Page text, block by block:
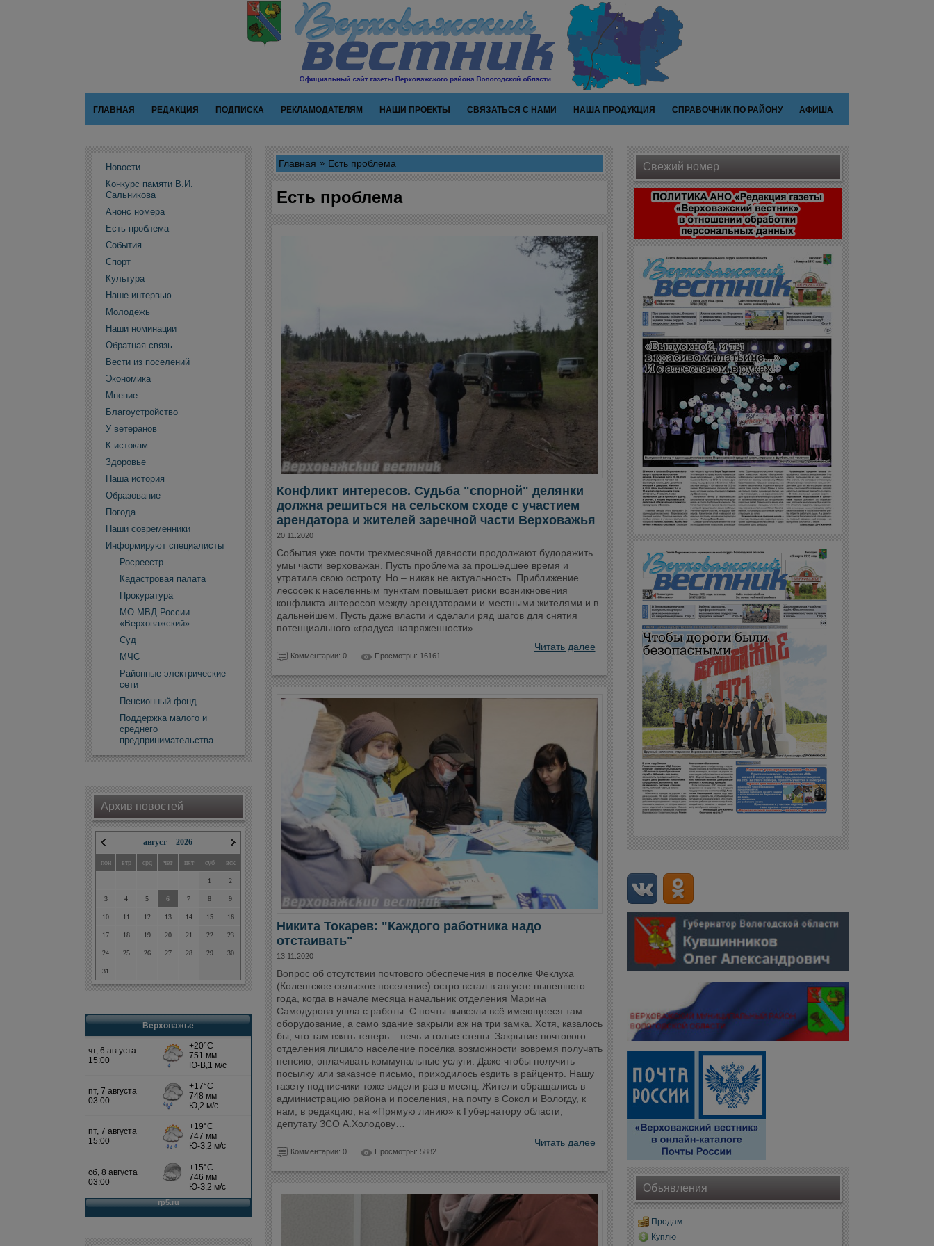
ГЛАВНАЯ РЕДАКЦИЯ ПОДПИСКА РЕКЛАМОДАТЕЛЯМ НАШИ ПРОЕКТЫ СВЯЗАТЬСЯ С НАМИ НАША ПРОДУКЦИЯ СПРАВОЧНИК ПО РАЙОНУ АФИША
Новости
Конкурс памяти В.И.
Сальникова
Анонс номера
Есть проблема
События
Спорт
Культура
Наше интервью
Молодежь
Наши номинации
Обратная связь
Вести из поселений
Экономика
Мнение
Благоустройство
У ветеранов
К истокам
Здоровье
Наша история
Образование
Погода
Наши современники
Информируют специалисты
Росреестр
Кадастровая палата
Прокуратура
МО МВД России
«Верховажский»
Суд
МЧС
Районные электрические
сети
Пенсионный фонд
Поддержка малого и
среднего
предпринимательства
Архив новостей
август 2026
пон втр срд чет пят суб вск
1 2
3 4 5 6 7 8 9
10 11 12 13 14 15 16
17 18 19 20 21 22 23
24 25 26 27 28 29 30
31
Верховажье
Главная Есть проблема
Есть проблема
Конфликт интересов. Судьба "спорной" делянки
должна решиться на сельском сходе с участием
арендатора и жителей заречной части Верховажья
20.11.2020
События уже почти трехмесячной давности продолжают будоражить
умы части верховажан. Пусть проблема за прошедшее время и
утратила свою остроту. Но – никак не актуальность. Приближение
лесосек к населенным пунктам повышает риски возникновения
конфликта интересов между арендаторами и местными жителями и в
дальнейшем. Пусть даже власти и сделали ряд шагов для снятия
потенциального «градуса напряженности».
Читать далее
Комментарии: 0 Просмотры: 16161
Никита Токарев: "Каждого работника надо
отстаивать"
13.11.2020
Вопрос об отсутствии почтового обеспечения в посёлке Феклуха
(Коленгское сельское поселение) остро встал в августе нынешнего
года, когда в начале месяца начальник отделения Марина
Самодурова ушла с работы. С почты вывезли всё имеющееся там
оборудование, а само здание закрыли аж на три замка. Хотя, казалось
бы, что там взять теперь – печь и голые стены. Закрытие почтового
отделения лишило население посёлка возможности вовремя получать
пенсию, оплачивать коммунальные услуги. Даже чтобы получить
посылку или заказное письмо, приходилось ездить в райцентр. Нашу
газету подписчики тоже видели раз в месяц. Жители обращались в
администрацию района и поселения, на почту в Сокол и Вологду, к
нам, в редакцию, на «Прямую линию» к Губернатору области,
депутату ЗСО А.Холодову…
Читать далее
Комментарии: 0 Просмотры: 5882
Свежий номер
Объявления
Продам
Куплю